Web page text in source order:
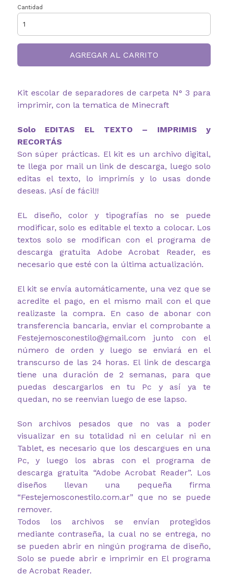
Cantidad
AGREGAR AL CARRITO
Kit escolar de separadores de carpeta N° 3 para
imprimir, con la tematica de Minecraft
Solo EDITAS EL TEXTO – IMPRIMIS y
RECORTÁS
Son súper prácticas. El kit es un archivo digital,
te llega por mail un link de descarga, luego solo
editas el texto, lo imprimís y lo usas donde
deseas. ¡Así de fácil!!
EL diseño, color y tipografías no se puede
modificar, solo es editable el texto a colocar. Los
textos solo se modifican con el programa de
descarga gratuita Adobe Acrobat Reader, es
necesario que esté con la última actualización.
El kit se envía automáticamente, una vez que se
acredite el pago, en el mismo mail con el que
realizaste la compra. En caso de abonar con
transferencia bancaria, enviar el comprobante a
Festejemosconestilo@gmail.com junto con el
número de orden y luego se enviará en el
transcurso de las 24 horas. El link de descarga
tiene una duración de 2 semanas, para que
puedas descargarlos en tu Pc y así ya te
quedan, no se reenvian luego de ese lapso.
Son archivos pesados que no vas a poder
visualizar en su totalidad ni en celular ni en
Tablet, es necesario que los descargues en una
Pc, y luego los abras con el programa de
descarga gratuita “Adobe Acrobat Reader”. Los
diseños llevan una pequeña firma
“Festejemosconestilo.com.ar” que no se puede
remover.
Todos los archivos se envían protegidos
mediante contraseña, la cual no se entrega, no
se pueden abrir en ningún programa de diseño,
Solo se puede abrir e imprimir en El programa
de Acrobat Reader.